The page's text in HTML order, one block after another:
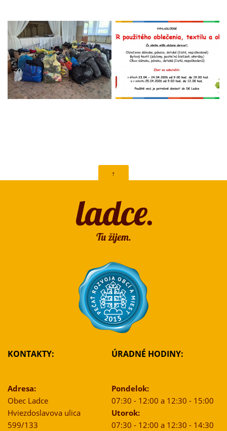
↑
KONTAKTY:
Adresa:
Obec Ladce
Hviezdoslavova ulica
599/133
ÚRADNÉ HODINY:
Pondelok:
07:30 - 12:00 a 12:30 - 15:00
Utorok:
07:30 - 12:00 a 12:30 - 14:30